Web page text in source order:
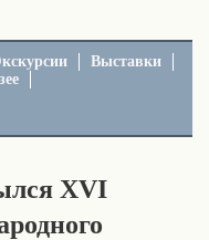
Выставки
XVI